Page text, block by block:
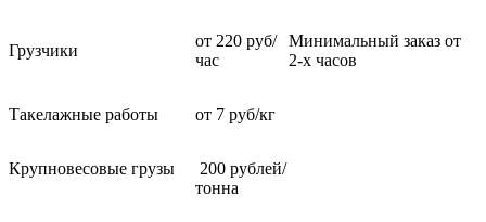
Грузчики
от 220 руб/
час
Минимальный заказ от
2-х часов
Такелажные работы от 7 руб/кг
Крупновесовые грузы
200 рублей/
тонна